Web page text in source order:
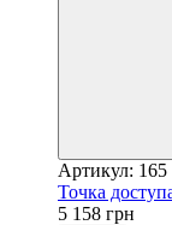
Артикул: 165
Точка
5 158 грн